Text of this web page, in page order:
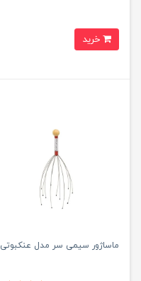
ماساژور سیمی سر مدل عنکبوتی